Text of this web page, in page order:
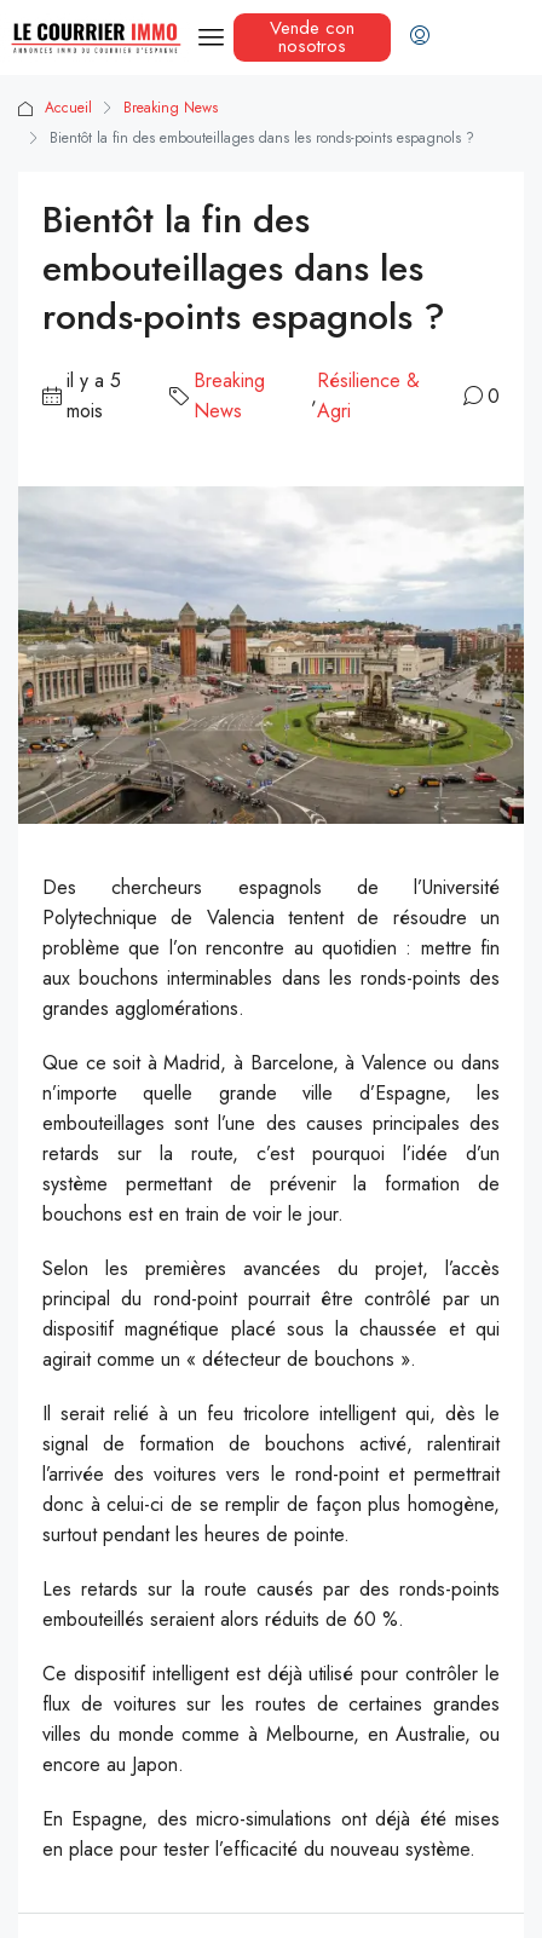
Vende con
nosotros
Accueil
Breaking News
Bientôt la fin des embouteillages dans les ronds-points espagnols ?
Bientôt la fin des
embouteillages dans les
ronds-points espagnols ?
il y a 5
mois
Breaking
News
,
Résilience &
Agri
0
Des chercheurs espagnols de l’Université
Polytechnique de Valencia tentent de résoudre un
problème que l’on rencontre au quotidien : mettre fin
aux bouchons interminables dans les ronds-points des
grandes agglomérations.
Que ce soit à Madrid, à Barcelone, à Valence ou dans
n’importe quelle grande ville d’Espagne, les
embouteillages sont l’une des causes principales des
retards sur la route, c’est pourquoi l’idée d’un
système permettant de prévenir la formation de
bouchons est en train de voir le jour.
Selon les premières avancées du projet, l’accès
principal du rond-point pourrait être contrôlé par un
dispositif magnétique placé sous la chaussée et qui
agirait comme un « détecteur de bouchons ».
Il serait relié à un feu tricolore intelligent qui, dès le
signal de formation de bouchons activé, ralentirait
l’arrivée des voitures vers le rond-point et permettrait
donc à celui-ci de se remplir de façon plus homogène,
surtout pendant les heures de pointe.
Les retards sur la route causés par des ronds-points
embouteillés seraient alors réduits de 60 %.
Ce dispositif intelligent est déjà utilisé pour contrôler le
flux de voitures sur les routes de certaines grandes
villes du monde comme à Melbourne, en Australie, ou
encore au Japon.
En Espagne, des micro-simulations ont déjà été mises
en place pour tester l’efficacité du nouveau système.